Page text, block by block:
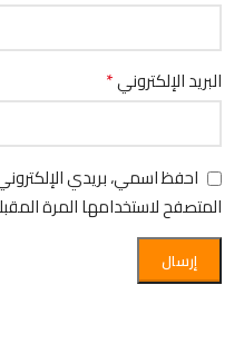
البريد الإلكتروني*
احفظ اسمي، بريدي
المتصفح لاستخدامها المرة